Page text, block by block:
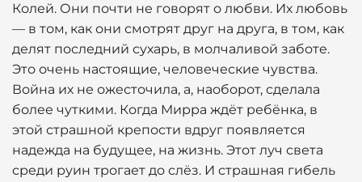
Колей. Они почти не говорят о любви. Их любовь
— в том, как они смотрят друг на друга, в том, как
делят последний сухарь, в молчаливой заботе.
Это очень настоящие, человеческие чувства.
Война их не ожесточила, а, наоборот, сделала
более чуткими. Когда Мирра ждёт ребёнка, в
этой страшной крепости вдруг появляется
надежда на будущее, на жизнь. Этот луч света
среди руин трогает до слёз. И страшная гибель